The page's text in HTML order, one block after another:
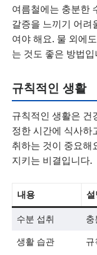
여름철에는 충분한
갈증을 느끼기 어려
여야 해요. 물 외에
는 것도 좋은 방법입
규칙적인 생활
규칙적인 생활은 건
정한 시간에 식사하
취하는 것이 중요해
지키는 비결입니다.
내용 설
수분 섭취 충
생활 습관 규